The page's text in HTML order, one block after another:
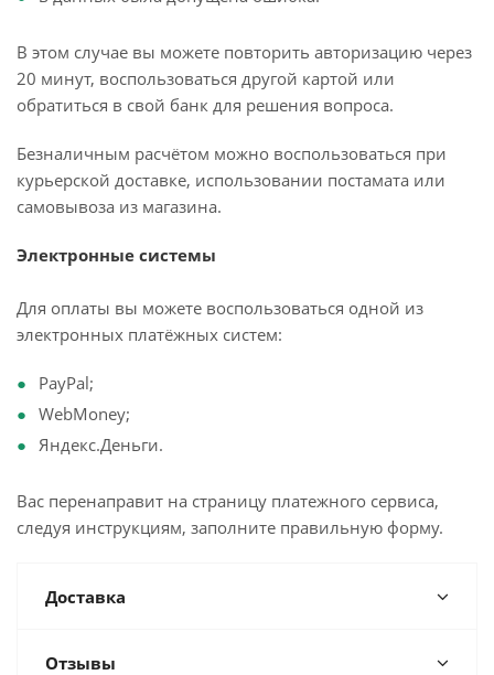
В этом случае вы можете повторить авторизацию через
20 минут, воспользоваться другой картой или
обратиться в свой банк для решения вопроса.
Безналичным расчётом можно воспользоваться при
курьерской доставке, использовании постамата или
самовывоза из магазина.
Электронные системы
Для оплаты вы можете воспользоваться одной из
электронных платёжных систем:
PayPal;
WebMoney;
Яндекс.Деньги.
Вас перенаправит на страницу платежного сервиса,
следуя инструкциям, заполните правильную форму.
Доставка
Отзывы